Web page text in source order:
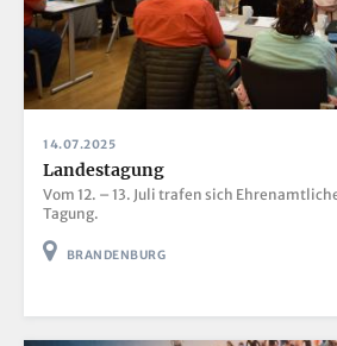
14.07.2025
Landestagung
Vom 12. – 13. Juli trafen sich
Tagung.
BRANDENBURG